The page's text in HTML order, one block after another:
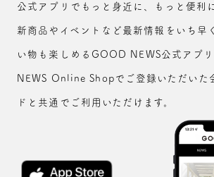
公式アプリでもっと身近に、もっと便利
新商品やイベントなど最新情報をいち早
い物も楽しめるGOOD NEWS公式アプ
NEWS Online Shopでご登録いただいた
ドと共通でご利用いただけます。